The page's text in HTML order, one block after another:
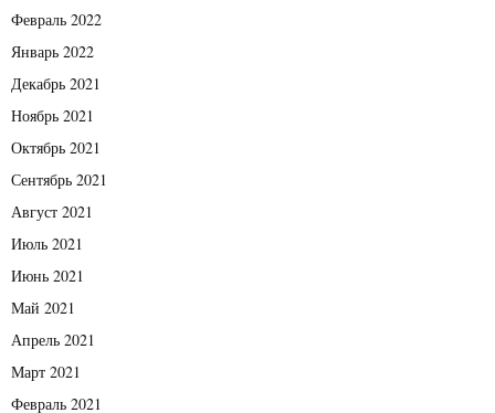
Февраль 2022
Январь 2022
Декабрь 2021
Ноябрь 2021
Октябрь 2021
Сентябрь 2021
Август 2021
Июль 2021
Июнь 2021
Май 2021
Апрель 2021
Март 2021
Февраль 2021